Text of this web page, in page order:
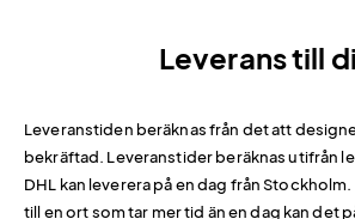
Leverans till
Leveranstiden beräknas från det att
bekräftad. Leveranstider beräknas utifrån
DHL kan leverera på en dag från
till en ort som tar mer tid än en dag kan det